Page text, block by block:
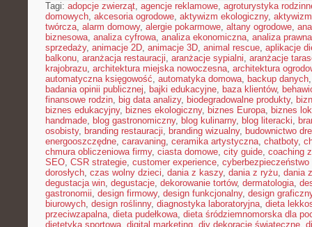
Tagi: adopcje zwierząt, agencje reklamowe, agroturystyka
domowych, akcesoria ogrodowe, aktywizm ekologiczny,
twórcza, alarm domowy, alergie pokarmowe, altany ogrodowe,
biznesowa, analiza cyfrowa, analiza ekonomiczna, analiza
sprzedaży, animacje 2D, animacje 3D, animal rescue, aplikacje
balkonu, aranżacja restauracji, aranżacje sypialni, aranżacje
krajobrazu, architektura miejska nowoczesna, architektura
automatyczna księgowość, automatyka domowa, backup danych
badania opinii publicznej, bajki edukacyjne, baza klientów,
finansowe rodzin, big data analizy, biodegradowalne produkty,
biznes edukacyjny, biznes ekologiczny, biznes Europa, biznes
handmade, blog gastronomiczny, blog kulinarny, blog literacki,
osobisty, branding restauracji, branding wizualny, budownictwo
energooszczędne, caravaning, ceramika artystyczna, chatboty,
chmura obliczeniowa firmy, ciasta domowe, city guide, coaching
SEO, CSR strategie, customer experience, cyberbezpieczeństwo
dorosłych, czas wolny dzieci, dania z kaszy, dania z ryżu, dania
degustacja win, degustacje, dekorowanie tortów, dermatologia,
gastronomii, design firmowy, design funkcjonalny, design
biurowych, design roślinny, diagnostyka laboratoryjna, dieta
przeciwzapalna, dieta pudełkowa, dieta śródziemnomorska dla
dietetyka sportowa, digital marketing, diy dekoracje świąteczne,